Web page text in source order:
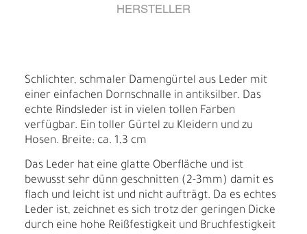
HERSTELLER
Schlichter, schmaler Damengürtel aus Leder mit
einer einfachen Dornschnalle in antiksilber. Das
echte Rindsleder ist in vielen tollen Farben
verfügbar. Ein toller Gürtel zu Kleidern und zu
Hosen. Breite: ca. 1,3 cm
Das Leder hat eine glatte Oberfläche und ist
bewusst sehr dünn geschnitten (2-3mm) damit es
flach und leicht ist und nicht aufträgt. Da es echtes
Leder ist, zeichnet es sich trotz der geringen Dicke
durch eine hohe Reißfestigkeit und Bruchfestigkeit